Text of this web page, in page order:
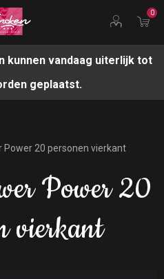
0
kunnen vandaag uiterlijk tot
geplaatst.
Power 20 personen vierkant
Power 20
vierkant